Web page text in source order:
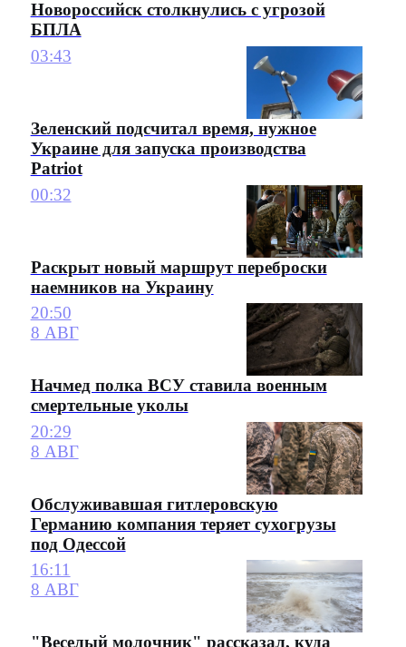
Новороссийск столкнулись с угрозой
БПЛА
03:43
Зеленский подсчитал время, нужное
Украине для запуска производства
Patriot
00:32
Раскрыт новый маршрут переброски
наемников на Украину
20:50
8 АВГ
Начмед полка ВСУ ставила военным
смертельные уколы
20:29
8 АВГ
Обслуживавшая гитлеровскую
Германию компания теряет сухогрузы
под Одессой
16:11
8 АВГ
"Веселый молочник" рассказал, куда